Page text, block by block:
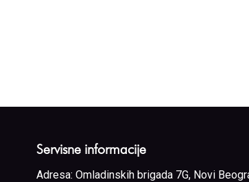
Servisne informacije
Adresa: Omladinskih brigada 7G, Novi